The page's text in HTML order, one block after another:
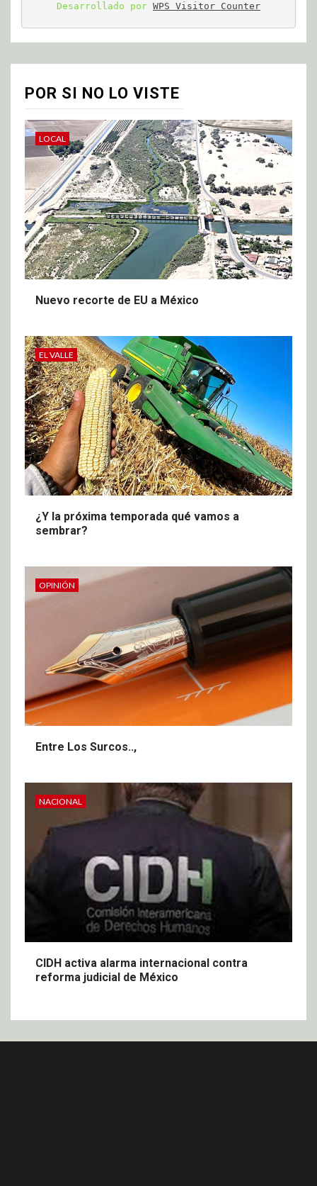
Desarrollado por WPS Visitor Counter
POR SI NO LO VISTE
LOCAL
Nuevo recorte de EU a México
EL VALLE
¿Y la próxima temporada qué vamos a
sembrar?
OPINIÓN
Entre Los Surcos..,
NACIONAL
CIDH activa alarma internacional contra
reforma judicial de México